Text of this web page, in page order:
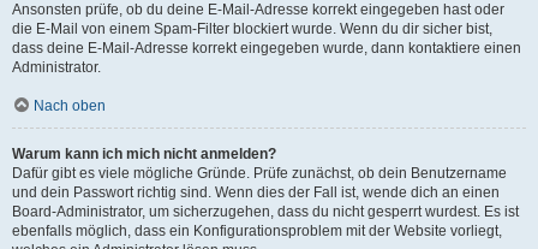
Ansonsten prüfe, ob du deine E-Mail-Adresse korrekt eingegeben hast oder
die E-Mail von einem Spam-Filter blockiert wurde. Wenn du dir sicher bist,
dass deine E-Mail-Adresse korrekt eingegeben wurde, dann kontaktiere einen
Administrator.
Nach oben
Warum kann ich mich nicht anmelden?
Dafür gibt es viele mögliche Gründe. Prüfe zunächst, ob dein Benutzername
und dein Passwort richtig sind. Wenn dies der Fall ist, wende dich an einen
Board-Administrator, um sicherzugehen, dass du nicht gesperrt wurdest. Es ist
ebenfalls möglich, dass ein Konfigurationsproblem mit der Website vorliegt,